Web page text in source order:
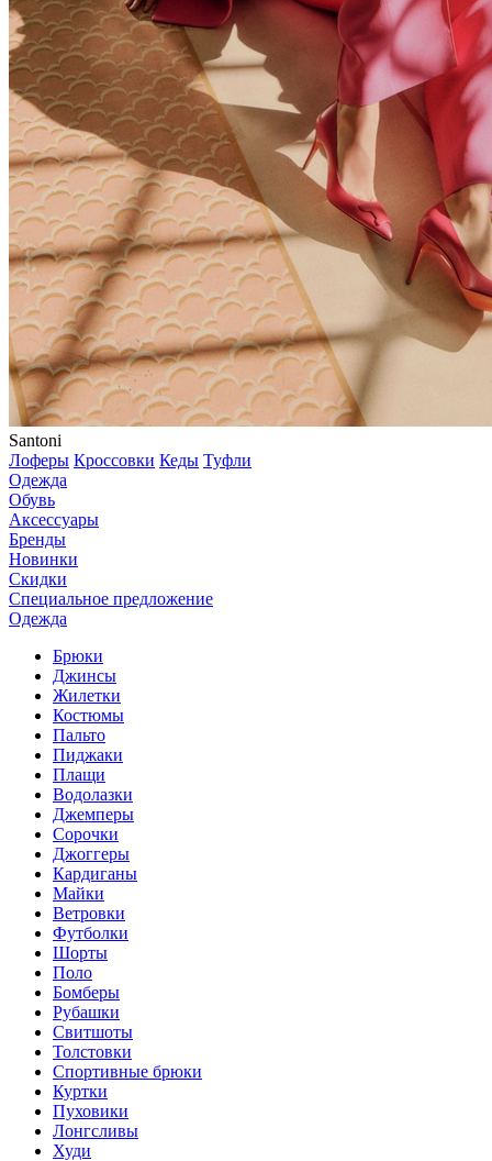
Santoni
Лоферы Кроссовки Кеды Туфли
Одежда
Обувь
Аксессуары
Бренды
Новинки
Скидки
Специальное предложение
Одежда
Брюки
Джинсы
Жилетки
Костюмы
Пальто
Пиджаки
Плащи
Водолазки
Джемперы
Сорочки
Джоггеры
Кардиганы
Майки
Ветровки
Футболки
Шорты
Поло
Бомберы
Рубашки
Свитшоты
Толстовки
Спортивные брюки
Куртки
Пуховики
Лонгсливы
Худи